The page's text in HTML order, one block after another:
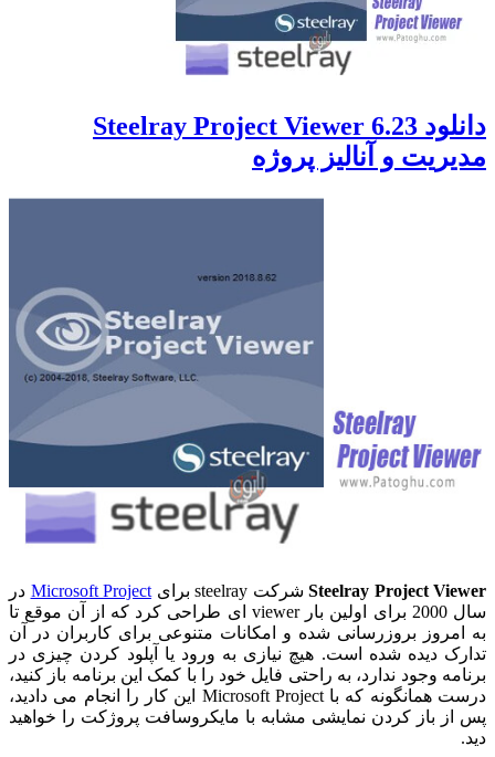
دانلود Steelray Project Viewer 6.23
مدیریت و آنالیز پروژه
Steelray Project Viewer شرکت steelray برای Microsoft Project در
سال 2000 برای اولین بار viewer ای طراحی کرد که از آن موقع تا
به امروز بروزرسانی شده و امکانات متنوعی برای کاربران در آن
تدارک دیده شده است. هیچ نیازی به ورود یا آپلود کردن چیزی در
برنامه وجود ندارد، به راحتی فایل خود را با کمک این برنامه باز کنید،
درست همانگونه که با Microsoft Project این کار را انجام می دادید،
پس از باز کردن نمایشی مشابه با مایکروسافت پروژکت را خواهید
دید.